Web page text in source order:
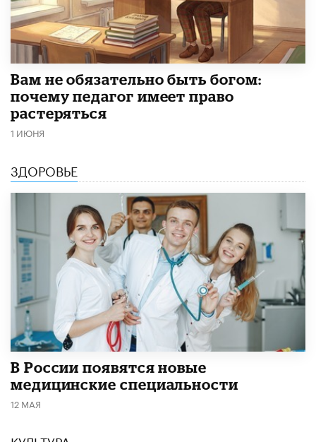
​Вам не обязательно быть богом:
почему педагог имеет право
растеряться
1 ИЮНЯ
ЗДОРОВЬЕ
В России появятся новые
медицинские специальности
12 МАЯ